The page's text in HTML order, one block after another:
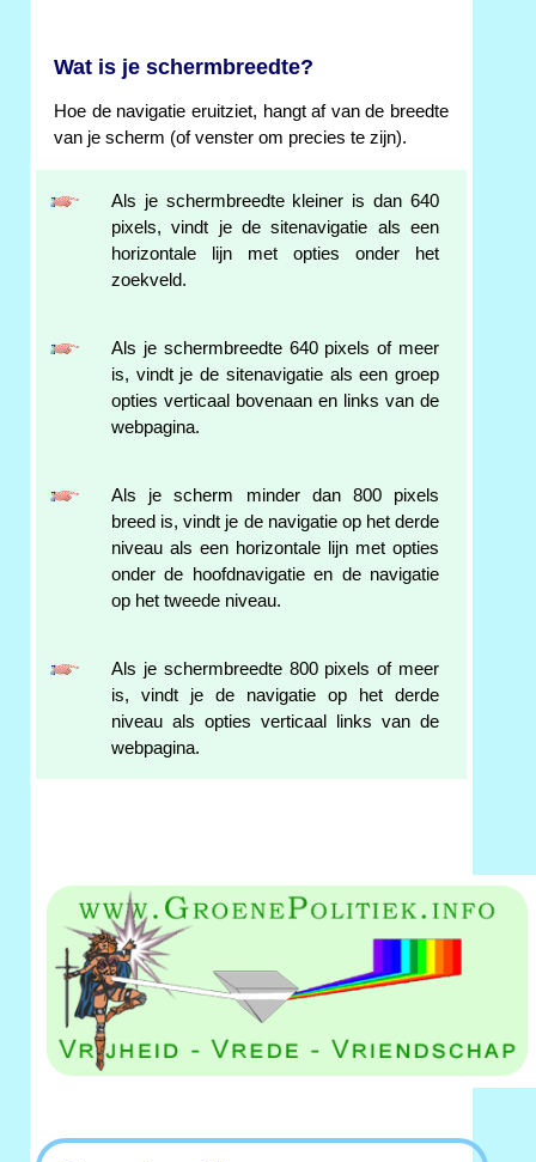
Wat is je schermbreedte?
Hoe de navigatie eruitziet, hangt af van de breedte
van je scherm (of venster om precies te zijn).
Als je schermbreedte kleiner is dan 640
pixels, vindt je de sitenavigatie als een
horizontale lijn met opties onder het
zoekveld.
Als je schermbreedte 640 pixels of meer
is, vindt je de sitenavigatie als een groep
opties verticaal bovenaan en links van de
webpagina.
Als je scherm minder dan 800 pixels
breed is, vindt je de navigatie op het derde
niveau als een horizontale lijn met opties
onder de hoofdnavigatie en de navigatie
op het tweede niveau.
Als je schermbreedte 800 pixels of meer
is, vindt je de navigatie op het derde
niveau als opties verticaal links van de
webpagina.